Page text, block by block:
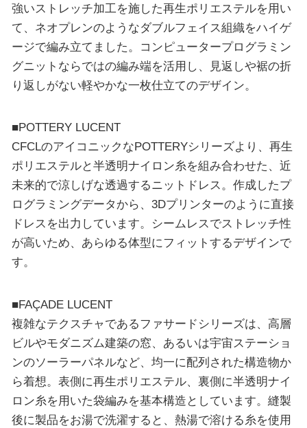
強いストレッチ加⼯を施した再⽣ポリエステルを⽤い
て、ネオプレンのようなダブルフェイス組織をハイゲ
ージで編み⽴てました。コンピュータープログラミン
グニットならではの編み端を活⽤し、⾒返しや裾の折
り返しがない軽やかな⼀枚仕⽴てのデザイン。
■POTTERY LUCENT
CFCLのアイコニックなPOTTERYシリーズより、再⽣
ポリエステルと半透明ナイロン⽷を組み合わせた、近
未来的で涼しげな透過するニットドレス。作成したプ
ログラミングデータから、3Dプリンターのように直接
ドレスを出⼒しています。シームレスでストレッチ性
が⾼いため、あらゆる体型にフィットするデザインで
す。
■FAÇADE LUCENT
複雑なテクスチャであるファサードシリーズは、⾼層
ビルやモダニズム建築の窓、あるいは宇宙ステーショ
ンのソーラーパネルなど、均⼀に配列された構造物か
ら着想。表側に再⽣ポリエステル、裏側に半透明ナイ
ロン⽷を⽤いた袋編みを基本構造としています。縫製
後に製品をお湯で洗濯すると、熱湯で溶ける⽷を使⽤